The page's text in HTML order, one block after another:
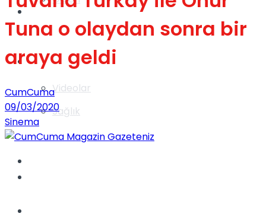
Videolar
Gündem
Yaşam
Sağlık
Tuna o olaydan sonra bir
araya geldi
CumCuma
09/03/2020
Sinema